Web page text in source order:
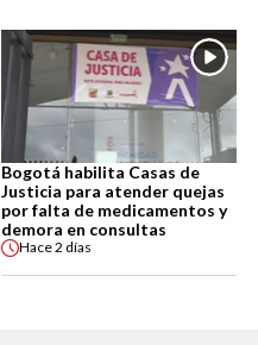
Bogotá habilita Casas de
Justicia para atender quejas
por falta de medicamentos y
demora en consultas
Hace2 días